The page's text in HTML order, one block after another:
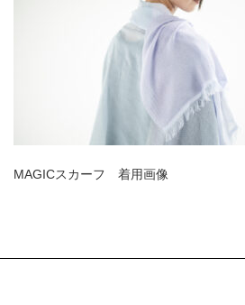
MAGICスカーフ 着用画像